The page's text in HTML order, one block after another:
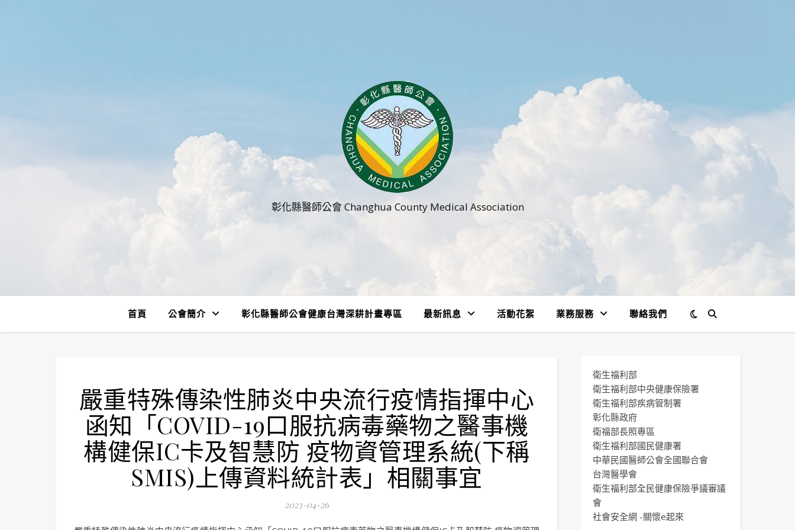
彰化縣醫師公會 Changhua County Medical Association
首頁 公會簡介 彰化縣醫師公會健康台灣深耕計畫專區 最新訊息 活動花絮 業務服務 聯絡我們
嚴重特殊傳染性肺炎中央流行疫情指揮中心
函知「COVID-19口服抗病毒藥物之醫事機
構健保IC卡及智慧防 疫物資管理系統(下稱
SMIS)上傳資料統計表」相關事宜
2023-04-26
衛生福利部
衛生福利部中央健康保險署
衛生福利部疾病管制署
彰化縣政府
衛福部長照專區
衛生福利部國民健康署
中華民國醫師公會全國聯合會
台灣醫學會
衛生福利部全民健康保險爭議審議
會
社會安全網 -關懷e起來